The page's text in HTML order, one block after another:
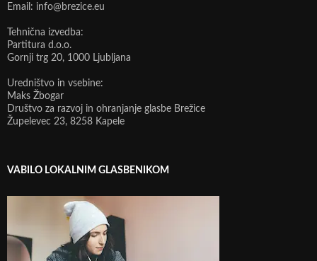
Email: info@brezice.eu
Tehnična izvedba:
Partitura d.o.o.
Gornji trg 20, 1000 Ljubljana
Uredništvo in vsebine:
Maks Žbogar
Društvo za razvoj in ohranjanje glasbe Brežice
Župelevec 23, 8258 Kapele
VABILO LOKALNIM GLASBENIKOM